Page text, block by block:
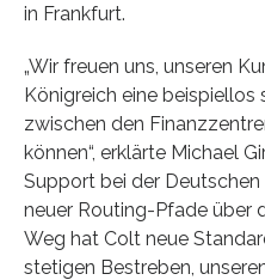
in Frankfurt.
„Wir freuen uns, unseren
Königreich eine beispiellos
zwischen den
können“, erklärte Michael
Support bei der Deutschen
neuer Routing-Pfade über
Weg hat Colt neue
stetigen Bestreben,